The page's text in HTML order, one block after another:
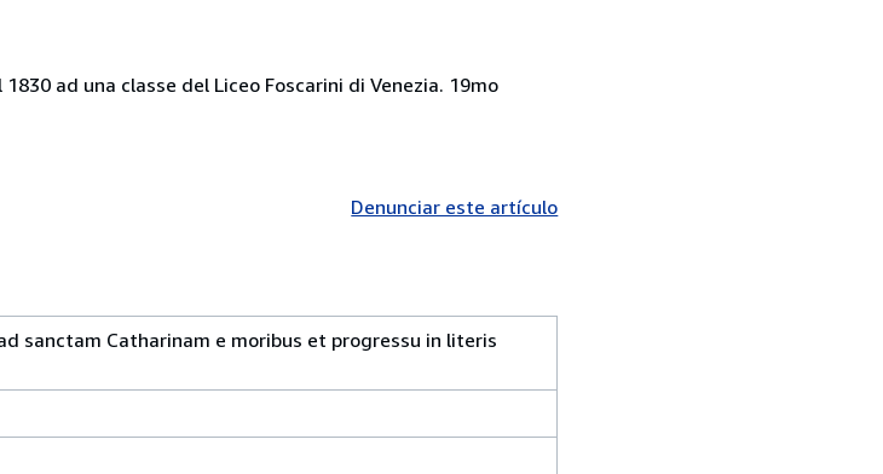
ad una classe del Liceo Foscarini di Venezia. 19mo
Denunciar este artículo
sanctam Catharinam e moribus et progressu in literis